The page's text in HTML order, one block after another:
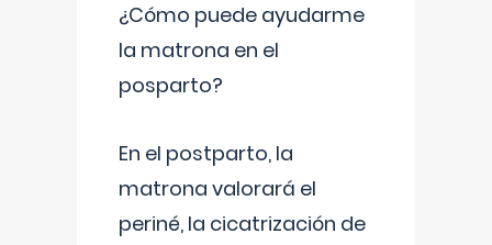
¿Cómo puede ayudarme
la matrona en el
posparto?
En el postparto, la
matrona valorará el
periné, la cicatrización de